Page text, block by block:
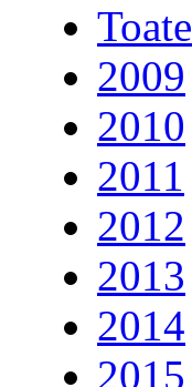
Toate
2009
2010
2011
2012
2013
2014
2015